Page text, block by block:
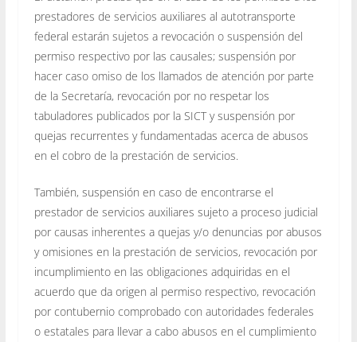
prestadores de servicios auxiliares al autotransporte
federal estarán sujetos a revocación o suspensión del
permiso respectivo por las causales; suspensión por
hacer caso omiso de los llamados de atención por parte
de la Secretaría, revocación por no respetar los
tabuladores publicados por la SICT y suspensión por
quejas recurrentes y fundamentadas acerca de abusos
en el cobro de la prestación de servicios.
También, suspensión en caso de encontrarse el
prestador de servicios auxiliares sujeto a proceso judicial
por causas inherentes a quejas y/o denuncias por abusos
y omisiones en la prestación de servicios, revocación por
incumplimiento en las obligaciones adquiridas en el
acuerdo que da origen al permiso respectivo, revocación
por contubernio comprobado con autoridades federales
o estatales para llevar a cabo abusos en el cumplimiento